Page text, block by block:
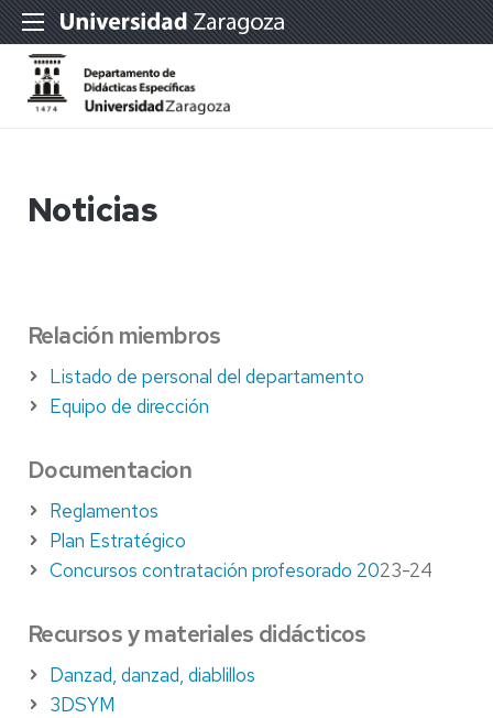
Noticias
Relación miembros
Listado de personal del departamento
Equipo de dirección
Documentacion
Reglamentos
Plan Estratégico
Concursos contratación profesorado 2023-24
Recursos y materiales didácticos
Danzad, danzad, diablillos
3DSYM